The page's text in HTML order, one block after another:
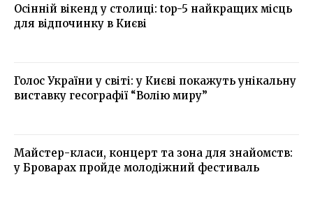
Осінній вікенд у столиці: top-5 найкращих місць
для відпочинку в Києві
Голос України у світі: у Києві покажуть унікальну
виставку гесографії “Волію миру”
Майстер-класи, концерт та зона для знайомств:
у Броварах пройде молодіжний фестиваль